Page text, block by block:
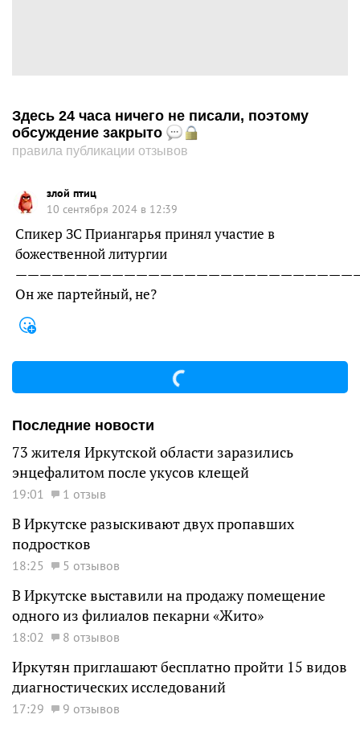
Здесь 24 часа ничего не писали, поэтому
обсуждение закрыто
правила публикации отзывов
злой птиц
10 сентября 2024 в 12:39
Спикер ЗС Приангарья принял участие в
божественной литургии
Он же партейный, не?
Последние новости
73 жителя Иркутской области заразились
энцефалитом после укусов клещей
19:01 1 отзыв
В Иркутске разыскивают двух пропавших
подростков
18:25 5 отзывов
В Иркутске выставили на продажу помещение
одного из филиалов пекарни «Жито»
18:02 8 отзывов
Иркутян приглашают бесплатно пройти 15 видов
диагностических исследований
17:29
9 отзывов